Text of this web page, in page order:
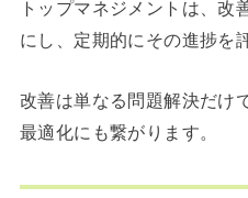
トップマネジメントは、改
にし、定期的にその進捗を
改善は単なる問題解決だけ
最適化にも繋がります。